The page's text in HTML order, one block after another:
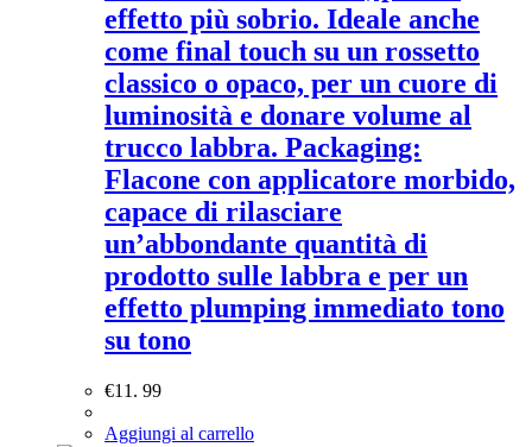
effetto più sobrio. Ideale anche
come final touch su un rossetto
classico o opaco, per un cuore di
luminosità e donare volume al
trucco labbra. Packaging:
Flacone con applicatore morbido,
capace di rilasciare
un’abbondante quantità di
prodotto sulle labbra e per un
effetto plumping immediato tono
su tono
€11. 99
Aggiungi al carrello